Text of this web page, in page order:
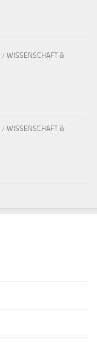
/ WISSENSCHAFT &
/ WISSENSCHAFT &